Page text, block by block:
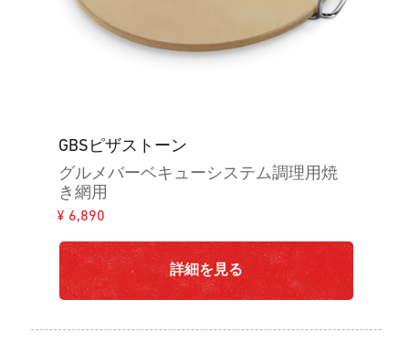
GBSピザストーン
グルメバーベキューシステム調理用焼
き網用
¥ 6,890
詳細を見る